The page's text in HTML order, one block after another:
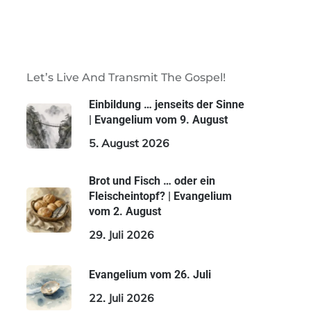
Let’s Live And Transmit The Gospel!
Einbildung … jenseits der Sinne
| Evangelium vom 9. August
5. August 2026
Brot und Fisch … oder ein
Fleischeintopf? | Evangelium
vom 2. August
29. Juli 2026
Evangelium vom 26. Juli
22. Juli 2026